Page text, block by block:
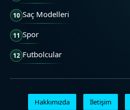
10 Saç Modelleri
11 Spor
12 Futbolcular
Hakkımızda İletişim